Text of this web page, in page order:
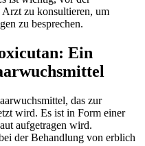
zu konsultieren, um
zu besprechen.
Ein
das zur
wird. Es ist in Form einer
aufgetragen wird.
der Behandlung von erblich